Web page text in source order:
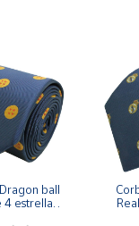
ball
estrellas